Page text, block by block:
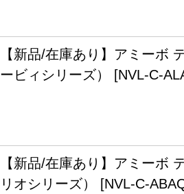
【新品/在庫あり】アミーボ
ービィシリーズ） [NVL-C-
【新品/在庫あり】アミーボ
リオシリーズ） [NVL-C-